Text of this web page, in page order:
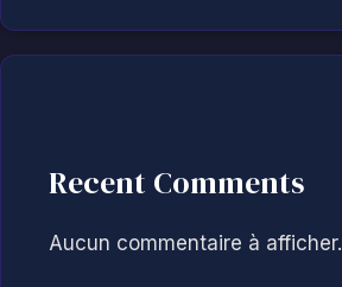
Recent Comments
Aucun commentaire à afficher.